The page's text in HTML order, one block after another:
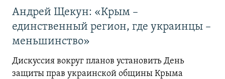
Андрей Щекун: «Крым –
единственный регион, где украинцы –
меньшинство»
Дискуссия вокруг планов установить День
защиты прав украинской общины Крыма